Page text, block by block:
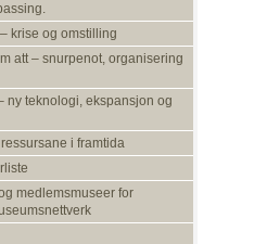
krise og omstilling
att – snurpenot, organisering
ny teknologi, ekspansjon og
i framtida
medlemsmuseer for